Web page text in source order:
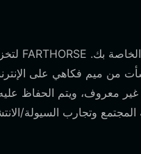
غير معروف، ويتم الحفاظ
المجتمع وتجارب السيولة/